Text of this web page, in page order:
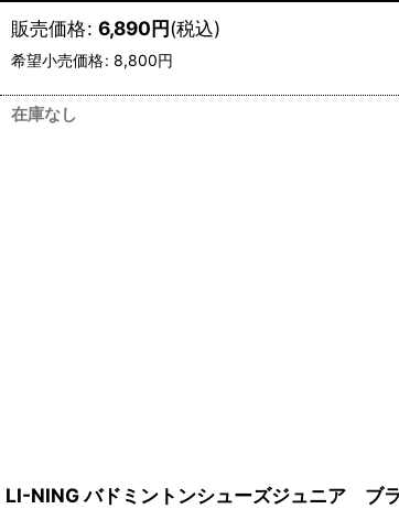
販売価格: 6,890円(税込)
希望小売価格: 8,800円
在庫なし
LI-NING バドミントンシューズジュニア